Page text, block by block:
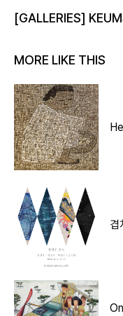
[GALLERIES]
MORE LIKE THIS
겹